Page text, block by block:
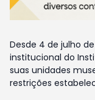
Desde 4 de julho
institucional do
suas unidades
restrições